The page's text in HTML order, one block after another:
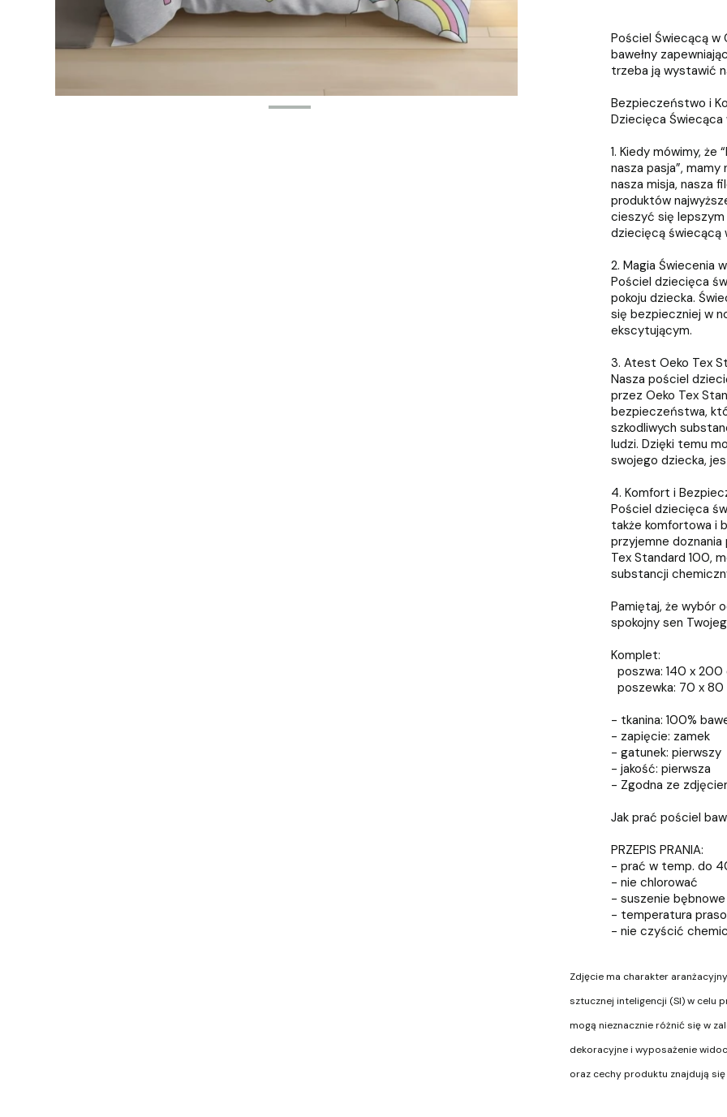
Pościel Świecącą w
bawełny
trzeba ją wystawić
Bezpieczeństwo i
Dziecięca Świecąca
1. Kiedy mówimy,
nasza pasja”,
nasza misja, nasza
produktów
cieszyć się
dziecięcą świecącą
2. Magia Świecenia
Pościel dziecięca
pokoju dziecka.
się bezpieczniej w
ekscytującym.
3. Atest Oeko Tex
Nasza pościel
przez Oeko Tex
bezpieczeństwa,
szkodliwych
ludzi. Dzięki temu
swojego dziecka,
4. Komfort i
Pościel dziecięca
także komfortowa i
przyjemne
Tex Standard 100,
substancji
Pamiętaj, że wybór
spokojny sen
Komplet:
poszwa: 140 x 200
poszewka: 70 x 80
- tkanina: 100%
- zapięcie: zamek
- gatunek: pierwszy
- jakość: pierwsza
- Zgodna ze
Jak prać pościel
PRZEPIS PRANIA:
- prać w temp. do
- nie chlorować
- suszenie
- temperatura
- nie czyścić
Zdjęcie ma charakter
sztucznej inteligencji (SI) w celu
mogą nieznacznie różnić się w
dekoracyjne i wyposażenie
oraz cechy produktu znajdują